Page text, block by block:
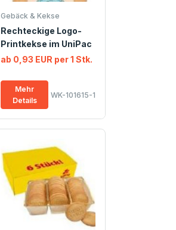
Gebäck & Kekse
Rechteckige Logo-
Printkekse im UniPac
ab 0,93 EUR per 1 Stk.
Mehr
Details
WK-101615-1